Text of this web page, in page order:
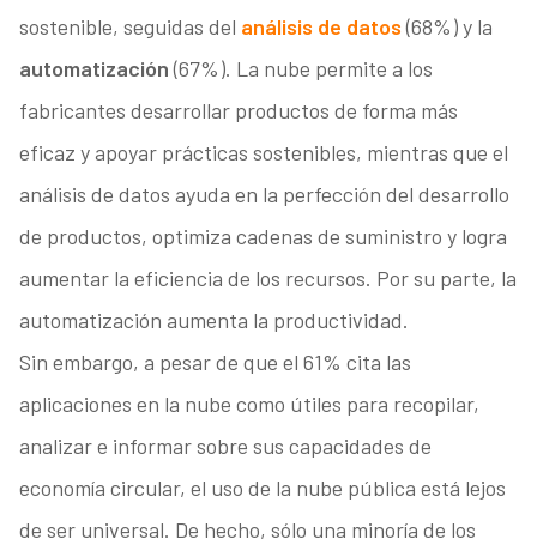
sostenible, seguidas del análisis de datos(68%) y la
automatización(67%). La nube permite a los
fabricantes desarrollar productos de forma más
eficaz y apoyar prácticas sostenibles, mientras que el
análisis de datos ayuda en la perfección del desarrollo
de productos, optimiza cadenas de suministro y logra
aumentar la eficiencia de los recursos. Por su parte, la
automatización aumenta la productividad.
Sin embargo, a pesar de que el 61% cita las
aplicaciones en la nube como útiles para recopilar,
analizar e informar sobre sus capacidades de
economía circular, el uso de la nube pública está lejos
de ser universal. De hecho, sólo una minoría de los